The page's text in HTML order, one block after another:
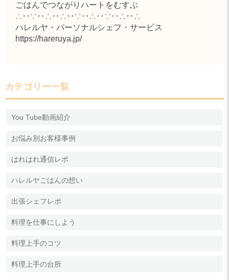
ごはんでつながりハートをむすぶ
∴‥∵‥∴‥∴‥∵‥∴‥∵‥∴‥∴
ハレルヤ・パーソナルシェフ・サービス
https://hareruya.jp/
カテゴリー一覧
You Tube動画紹介
お悩み別お客様事例
はれはれ通信レポ
ハレルヤごはんの想い
出張シェフレポ
料理を仕事にしよう
料理上手のコツ
料理上手の台所